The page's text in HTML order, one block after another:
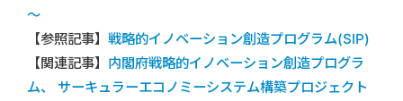
～
【参照記事】 戦略的イノベーション創造プログラム(SIP)
【関連記事】 内閣府戦略的イノベーション創造プログラ
ム、 サーキュラーエコノミーシステム構築プロジェクト